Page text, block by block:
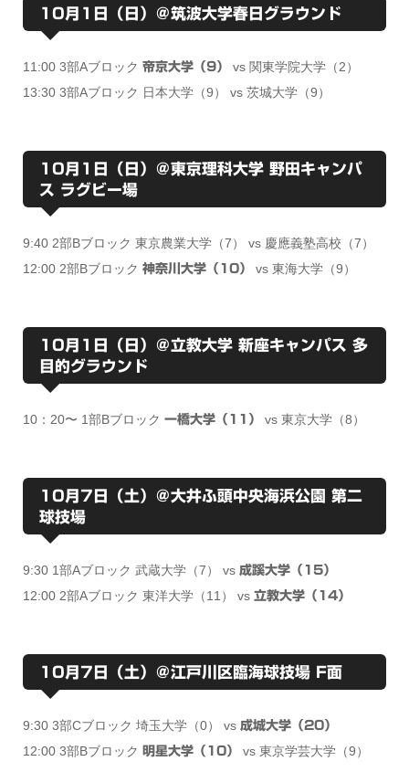
10月1日（日）＠筑波大学春日グラウンド
11:00 3部Aブロック 帝京大学（9）
vs 関東学院大学（2）
13:30 3部Aブロック 日本大学（9） vs 茨城大学（9）
10月1日（日）＠東京理科大学 野田キャンパ
ス ラグビー場
9:40 2部Bブロック 東京農業大学（7） vs 慶應義塾高校（7）
12:00 2部Bブロック 神奈川大学（10） vs 東海大学（9）
10月1日（日）＠立教大学 新座キャンパス 多
目的グラウンド
10：20〜 1部Bブロック 一橋大学（11） vs 東京大学（8）
10月7日（土）＠大井ふ頭中央海浜公園 第二
球技場
9:30 1部Aブロック 武蔵大学（7） vs 成蹊大学（15）
12:00 2部Aブロック 東洋大学（11） vs 立教大学（14）
10月7日（土）＠江戸川区臨海球技場 F面
9:30 3部Cブロック 埼玉大学（0） vs 成城大学（20）
12:00 3部Bブロック 明星大学（10） vs 東京学芸大学（9）